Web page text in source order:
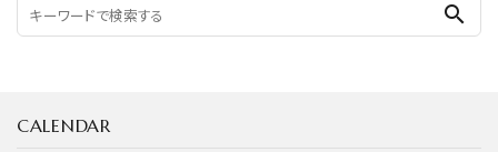
search
CALENDAR